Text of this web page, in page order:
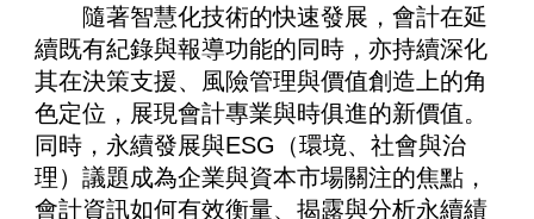
隨著智慧化技術的快速發展，會計在延
續既有紀錄與報導功能的同時，亦持續深化
其在決策支援、風險管理與價值創造上的角
色定位，展現會計專業與時俱進的新價值。
同時，永續發展與ESG（環境、社會與治
理）議題成為企業與資本市場關注的焦點，
會計資訊如何有效衡量、揭露與分析永續績